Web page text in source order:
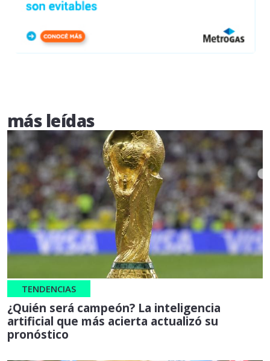
más leídas
TENDENCIAS
¿Quién será campeón? La inteligencia
artificial que más acierta actualizó su
pronóstico